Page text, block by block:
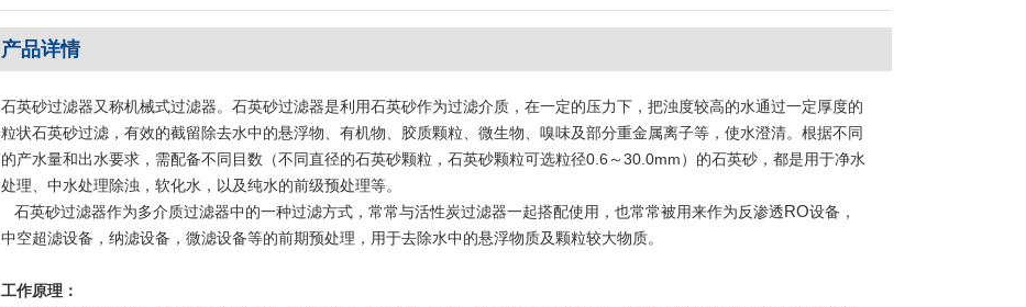
产品详情
石英砂过滤器又称机械式过滤器。石英砂过滤器是利用石英砂作为过滤介质，在一定的压力下，把浊度较高的水通过一定厚度的
粒状石英砂过滤，有效的截留除去水中的悬浮物、有机物、胶质颗粒、微生物、嗅味及部分重金属离子等，使水澄清。根据不同
的产水量和出水要求，需配备不同目数（不同直径的石英砂颗粒，石英砂颗粒可选粒径0.6～30.0mm）的石英砂，都是用于净水
处理、中水处理除浊，软化水，以及纯水的前级预处理等。
石英砂过滤器作为多介质过滤器中的一种过滤方式，常常与活性炭过滤器一起搭配使用，也常常被用来作为反渗透RO设备，
中空超滤设备，纳滤设备，微滤设备等的前期预处理，用于去除水中的悬浮物质及颗粒较大物质。
工作原理：